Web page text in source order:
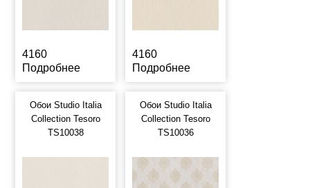
4160
Подробнее
4160
Подробнее
Обои Studio Italia
Collection Tesoro
TS10038
Обои Studio Italia
Collection Tesoro
TS10036